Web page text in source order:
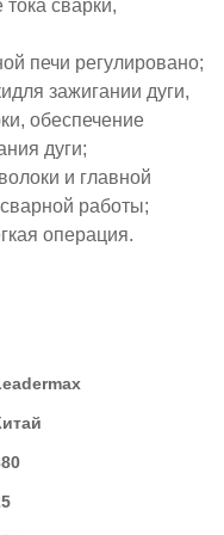
сварки,
печи регулировано;
зажигании дуги,
обеспечение
дуги;
и главной
работы;
операция.